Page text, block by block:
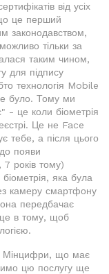
від усіх
це перший
законодавством,
тільки за
таким чином,
для підпису
технологія Mobile
було. Тому ми
- це коли біометрія
Це не Face
тебе, а після цього
появи
років тому)
яка була
камеру смартфону
передбачає
в тому, щоб
Мінцифри, що має
цю послугу ще